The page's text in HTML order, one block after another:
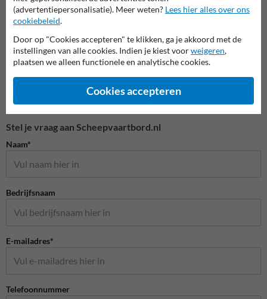
Verkeersborden RVV
Stel je vraag aan Scheepvaartbord.nl
Naam*
Bedrijfsnaam
E-mailadres*
Telefoonnummer
(advertentiepersonalisatie). Meer weten? Lees hier alles over ons
cookiebeleid.
Door op "Cookies accepteren" te klikken, ga je akkoord met de
instellingen van alle cookies. Indien je kiest voorweigeren,
plaatsen we alleen functionele en analytische cookies.
Cookies accepteren